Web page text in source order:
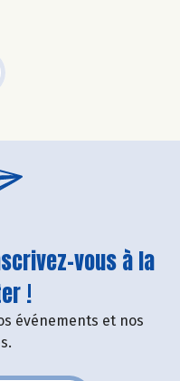
vous à la
!
événements et nos